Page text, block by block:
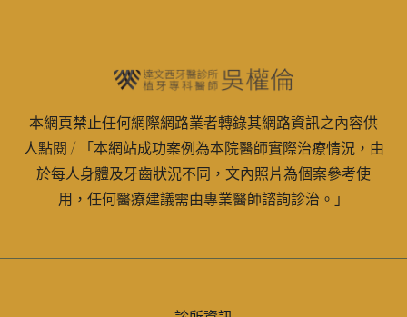
本網頁禁止任何網際網路業者轉錄其網路資訊之內容供
人點閱 / 「本網站成功案例為本院醫師實際治療情況，由
於每人身體及牙齒狀況不同，文內照片為個案參考使
用，任何醫療建議需由專業醫師諮詢診治。」